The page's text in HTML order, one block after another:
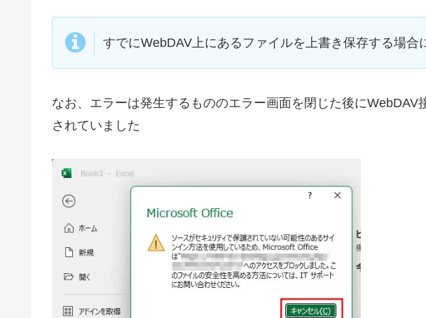
すでにWebDAV上にあるファイルを上書き保存する場合
なお、エラーは発生するもののエラー画面を閉じた後にWebDAV
されていました